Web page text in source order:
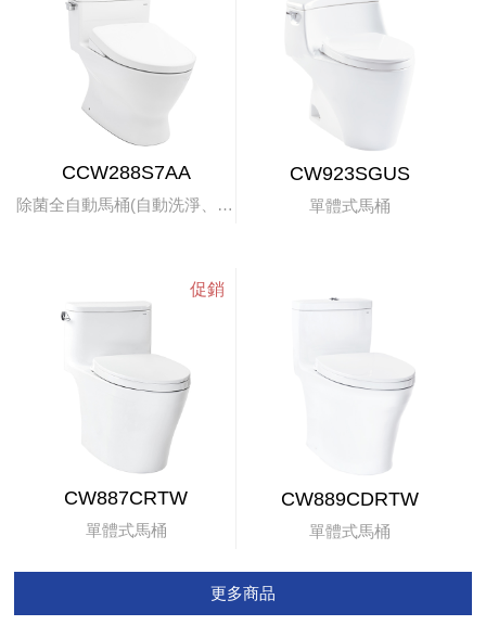
CCW288S7AA
除菌全自動馬桶(自動洗淨、掀蓋)
CW923SGUS
單體式馬桶
CW887CRTW
單體式馬桶
CW889CDRTW
單體式馬桶
更多商品